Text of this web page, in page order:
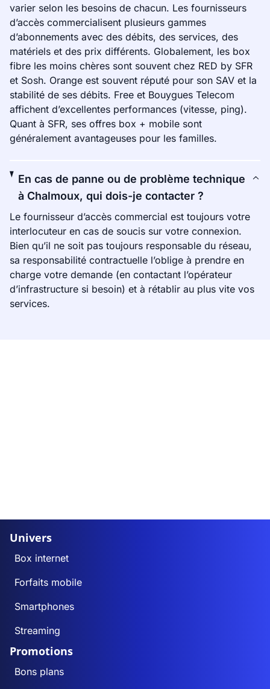
varier selon les besoins de chacun. Les fournisseurs
d’accès commercialisent plusieurs gammes
d’abonnements avec des débits, des services, des
matériels et des prix différents. Globalement, les box
fibre les moins chères sont souvent chez RED by SFR
et Sosh. Orange est souvent réputé pour son SAV et la
stabilité de ses débits. Free et Bouygues Telecom
affichent d’excellentes performances (vitesse, ping).
Quant à SFR, ses offres box + mobile sont
généralement avantageuses pour les familles.
En cas de panne ou de problème technique
à Chalmoux, qui dois-je contacter ?
Le fournisseur d’accès commercial est toujours votre
interlocuteur en cas de soucis sur votre connexion.
Bien qu’il ne soit pas toujours responsable du réseau,
sa responsabilité contractuelle l’oblige à prendre en
charge votre demande (en contactant l’opérateur
d’infrastructure si besoin) et à rétablir au plus vite vos
services.
Univers
Box internet
Forfaits mobile
Smartphones
Streaming
Promotions
Bons plans